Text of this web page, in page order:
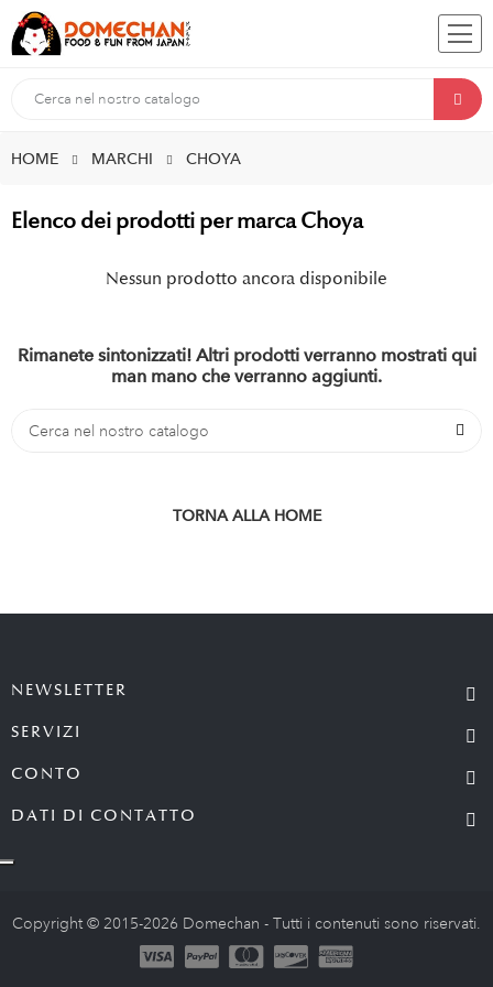
HOME MARCHI CHOYA
Elenco dei prodotti per marca Choya
Nessun prodotto ancora disponibile
Rimanete sintonizzati! Altri prodotti verranno mostrati qui
man mano che verranno aggiunti.
TORNA ALLA HOME
NEWSLETTER
SERVIZI
CONTO
DATI DI CONTATTO
Copyright © 2015-2026 Domechan - Tutti i contenuti sono riservati.